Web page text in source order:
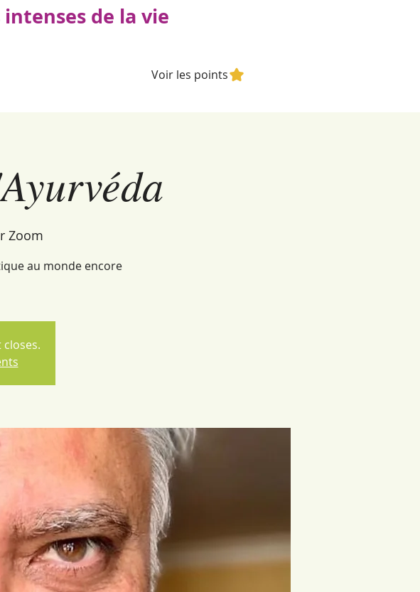
de la vie
Voir les points
Zoom
au monde encore